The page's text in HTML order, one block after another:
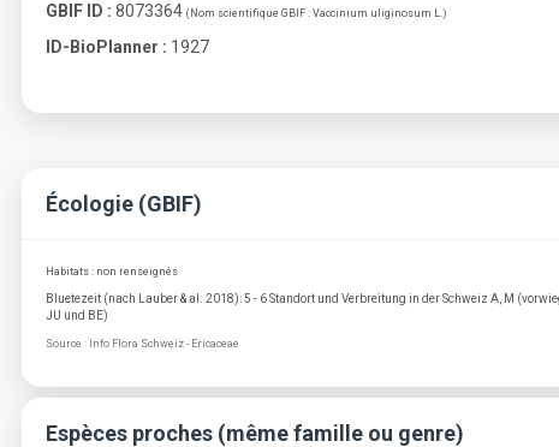
GBIF ID : 8073364 (Nom scientifique GBIF : Vaccinium uliginosum L.)
ID-BioPlanner : 1927
Écologie (GBIF)
Habitats : non renseignés
Bluetezeit (nach Lauber & al. 2018): 5 - 6 Standort und Verbreitung in der Schweiz A, M
JU und BE)
Source : Info Flora Schweiz - Ericaceae
Espèces proches (même famille ou genre)